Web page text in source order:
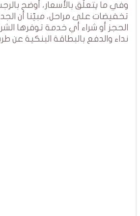
وفي ما يتعلّق بالأسعار، أوضح
تخفيضات على مراحل، مبيّنا أن
الحجز أو شراء أي خدمة توفرها
نداء والدفع بالبطاقة البنكية عن